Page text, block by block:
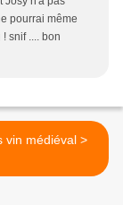
pourrai même
snif .... bon
hypocras vin médiéval >